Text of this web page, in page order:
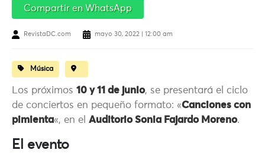
Compartir en WhatsApp
RevistaDC.com mayo 30, 2022 | 12:00 am
Música
Los próximos 10 y 11 de junio, se presentará el ciclo
de conciertos en pequeño formato: «Canciones con
pimienta«, en el Auditorio Sonia Fajardo Moreno.
El evento